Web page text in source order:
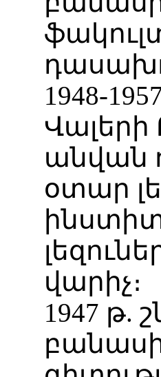
1948-
Վալերի
անվան
օտար
վարիչ։
1947 թ.